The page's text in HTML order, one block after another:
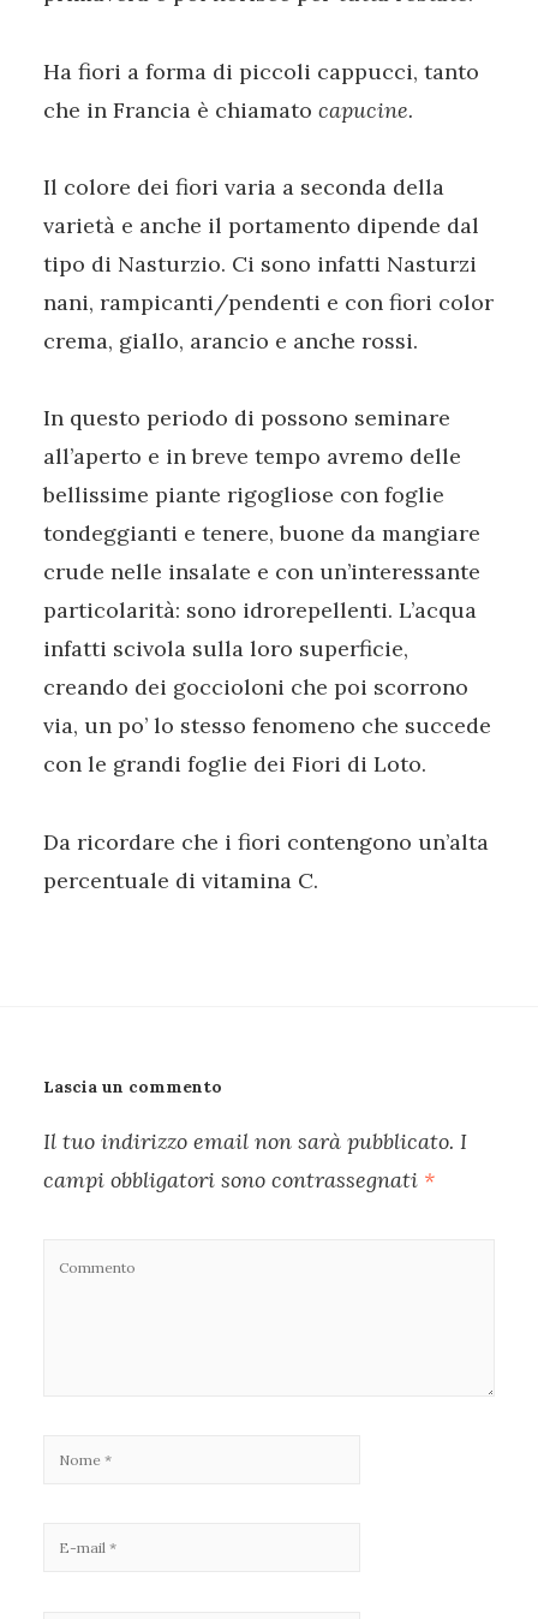
Ha fiori a forma di piccoli cappucci, tanto
che in Francia è chiamato capucine.
Il colore dei fiori varia a seconda della
varietà e anche il portamento dipende dal
tipo di Nasturzio. Ci sono infatti Nasturzi
nani, rampicanti/pendenti e con fiori color
crema, giallo, arancio e anche rossi.
In questo periodo di possono seminare
all’aperto e in breve tempo avremo delle
bellissime piante rigogliose con foglie
tondeggianti e tenere, buone da mangiare
crude nelle insalate e con un’interessante
particolarità: sono idrorepellenti. L’acqua
infatti scivola sulla loro superficie,
creando dei goccioloni che poi scorrono
via, un po’ lo stesso fenomeno che succede
con le grandi foglie dei Fiori di Loto.
Da ricordare che i fiori contengono un’alta
percentuale di vitamina C.
Lascia un commento
Il tuo indirizzo email non sarà pubblicato. I
campi obbligatori sono contrassegnati *